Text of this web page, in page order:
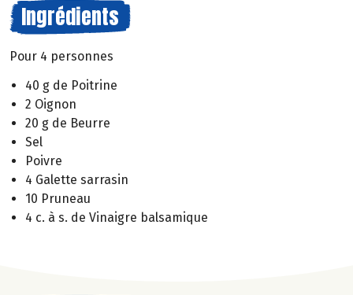
Ingrédients
Pour 4 personnes
40 g de Poitrine
2 Oignon
20 g de Beurre
Sel
Poivre
4 Galette sarrasin
10 Pruneau
4 c. à s. de Vinaigre balsamique